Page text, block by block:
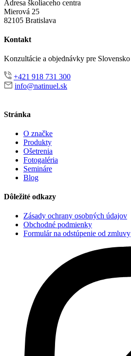
Adresa školiaceho centra
Mierová 25
82105 Bratislava
Kontakt
Konzultácie a objednávky pre Slovensko
+421 918 731 300
info@natinuel.sk
Stránka
O značke
Produkty
Ošetrenia
Fotogaléria
Semináre
Blog
Dôležité odkazy
Zásady ochrany osobných údajov
Obchodné podmienky
Formulár na odstúpenie od zmluvy